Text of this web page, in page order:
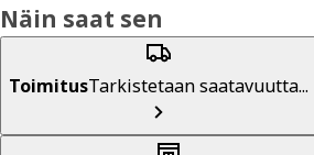
Näin saat sen
ToimitusTarkistetaan saatavuutta...